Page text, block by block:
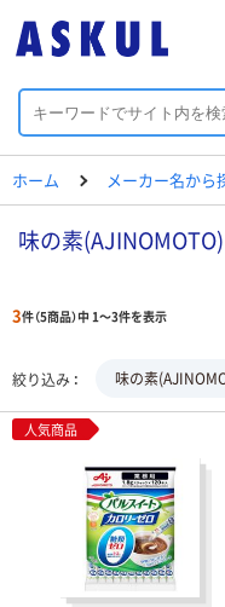
ホーム メーカー名から
味の素
3件（5商品）中 1～3件を表示
絞り込み 味の素
人気商品